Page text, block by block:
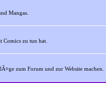
Mangas.
Comics zu tun hat.
zum Forum und zur Website machen.